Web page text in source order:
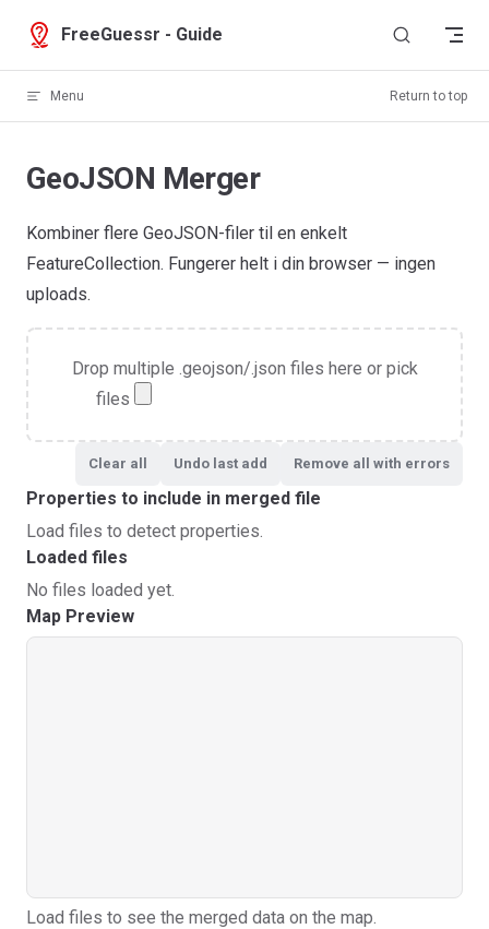
Skip to content
FreeGuessr - Guide
Menu Return to top
GeoJSON Merger
Kombiner flere GeoJSON-filer til en enkelt
FeatureCollection. Fungerer helt i din browser — ingen
uploads.
Drop multiple .geojson/.json files here or pick
files
Clear all Undo last add Remove all with errors
Properties to include in merged file
Load files to detect properties.
Loaded files
No files loaded yet.
Map Preview
Load files to see the merged data on the map.